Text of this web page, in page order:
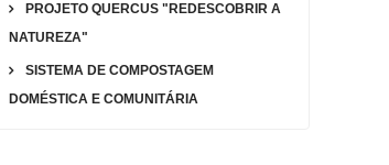
PROJETO QUERCUS "REDESCOBRIR A
NATUREZA"
SISTEMA DE COMPOSTAGEM
DOMÉSTICA E COMUNITÁRIA